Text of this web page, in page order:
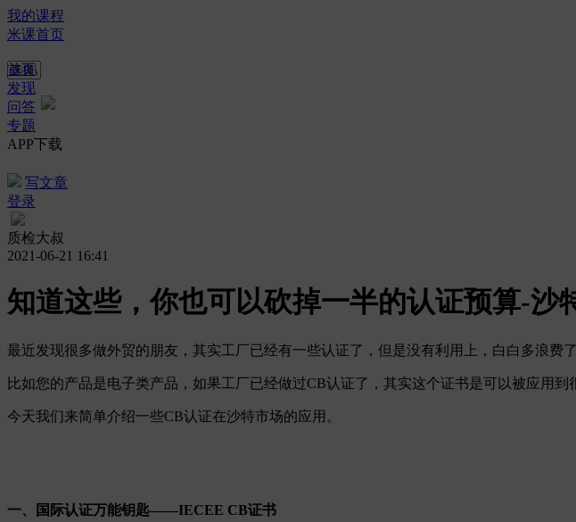
我的课程
米课首页
首页
发现
问答
专题
APP下载
写文章
登录
质检大叔
2021-06-21 16:41
知道这些，你也可以砍掉一半的认证预算-沙
最近发现很多做外贸的朋友，其实工厂已经有一些认证了，但是没有利用上，白白多浪费
比如您的产品是电子类产品，如果工厂已经做过CB认证了，其实这个证书是可以被应用
今天我们来简单介绍一些CB认证在沙特市场的应用。
一、国际认证万能钥匙——IECEE CB证书